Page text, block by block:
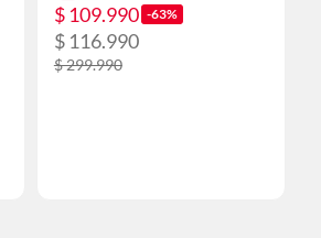
$ 109.990 -63%
$ 116.990
$ 299.990